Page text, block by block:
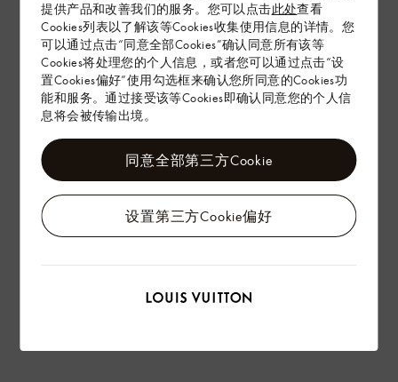
提供产品和改善我们的服务。您可以点击此处查看
Cookies列表以了解该等Cookies收集使用信息的详情。您
可以通过点击“同意全部Cookies”确认同意所有该等
Cookies将处理您的个人信息，或者您可以通过点击“设
置Cookies偏好”使用勾选框来确认您所同意的Cookies功
能和服务。通过接受该等Cookies即确认同意您的个人信
息将会被传输出境。
设置第三方Cookie偏好
同意全部第三方Cookie
配送 & 退货
赠礼